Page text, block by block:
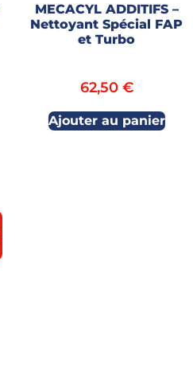
MECACYL ADDITIFS –
Nettoyant Spécial FAP
et Turbo
62,50 €
Ajouter au panier